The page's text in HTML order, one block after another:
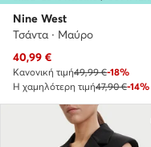
Nine West
Τσάντα · Μαύρο
Τρέχουσα τιμή
40,99 €
Κανονική τιμή49,99 €-18%
Η χαμηλότερη τιμή47,90 €-14%